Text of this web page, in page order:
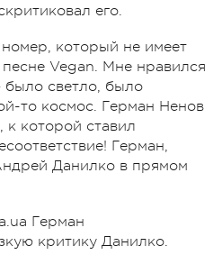
его.
который не имеет
Vegan. Мне нравился
светло, было
то космос. Герман Ненов
которой ставил
Герман,
Данилко в прямом
Герман
критику Данилко.